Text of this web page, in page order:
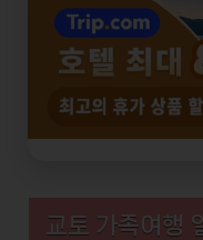
교토 가족여행